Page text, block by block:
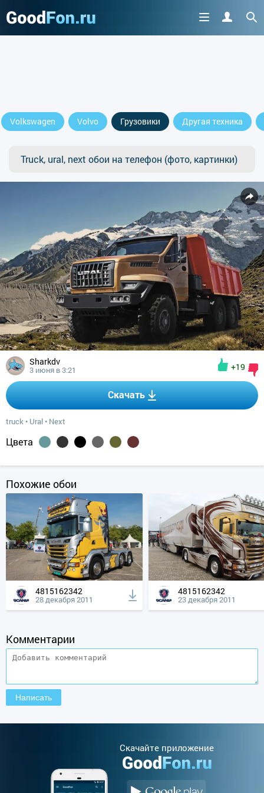
Volkswagen Volvo Грузовики Другая техника
Truck, ural, next обои на телефон (фото, картинки)
Sharkdv
3 июня в 3:21 +19
Скачать
truck • Ural • Next
Цвета
Похожие обои
4815162342
28 декабря 2011
4815162342
23 декабря 2011
Комментарии
Cкачайте приложение